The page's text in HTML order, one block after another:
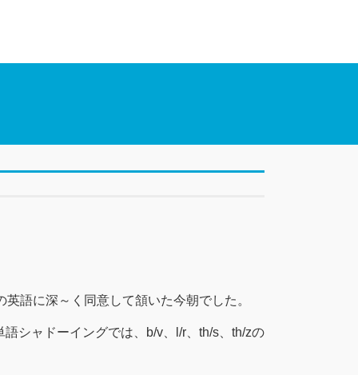
語に深～く同意して頷いた今朝でした。
シャドーイングでは、b/v、l/r、th/s、th/zの